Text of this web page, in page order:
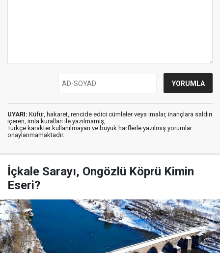
UYARI: Küfür, hakaret, rencide edici cümleler veya imalar, inançlara saldırı
içeren, imla kuralları ile yazılmamış,
Türkçe karakter kullanılmayan ve büyük harflerle yazılmış yorumlar
onaylanmamaktadır.
İçkale Sarayı, Ongözlü Köprü Kimin
Eseri?